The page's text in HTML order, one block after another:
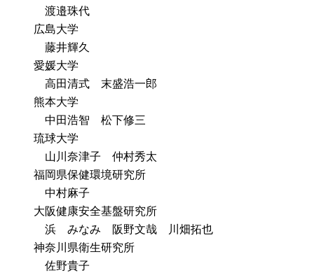
渡邉珠代
広島大学
藤井輝久
愛媛大学
高田清式 末盛浩一郎
熊本大学
中田浩智 松下修三
琉球大学
山川奈津子 仲村秀太
福岡県保健環境研究所
中村麻子
大阪健康安全基盤研究所
浜 みなみ 阪野文哉 川畑拓也
神奈川県衛生研究所
佐野貴子